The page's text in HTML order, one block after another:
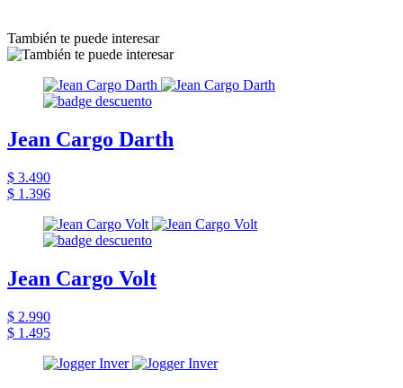
También te puede interesar
Jean Cargo Darth
$ 3.490
$ 1.396
Jean Cargo Volt
$ 2.990
$ 1.495